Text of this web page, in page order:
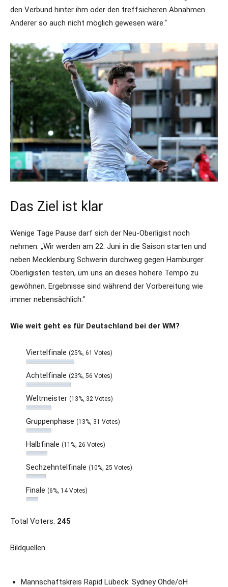
den Verbund hinter ihm oder den treffsicheren Abnahmen
Anderer so auch nicht möglich gewesen wäre.“
Das Ziel ist klar
Wenige Tage Pause darf sich der Neu-Oberligist noch
nehmen: „Wir werden am 22. Juni in die Saison starten und
neben Mecklenburg Schwerin durchweg gegen Hamburger
Oberligisten testen, um uns an dieses höhere Tempo zu
gewöhnen. Ergebnisse sind während der Vorbereitung wie
immer nebensächlich.“
Wie weit geht es für Deutschland bei der WM?
Viertelfinale (25%, 61 Votes)
Achtelfinale (23%, 56 Votes)
Weltmeister (13%, 32 Votes)
Gruppenphase (13%, 31 Votes)
Halbfinale (11%, 26 Votes)
Sechzehntelfinale (10%, 25 Votes)
Finale (6%, 14 Votes)
Total Voters: 245
Bildquellen
Mannschaftskreis Rapid Lübeck: Sydney Ohde/oH